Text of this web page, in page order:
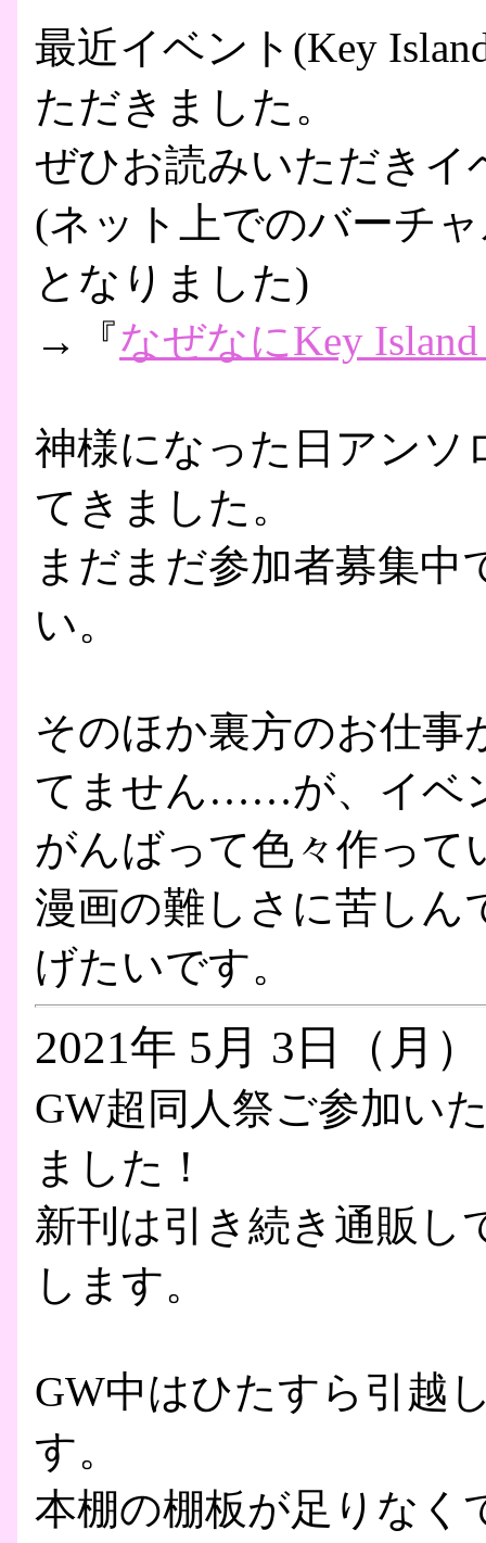
最近イベント(Key
ただきました。
ぜひお読みいただき
(ネット上でのバーチ
となりました)
→『なぜなにKey Island
神様になった日アンソ
てきました。
まだまだ参加者募集
い。
そのほか裏方のお仕事
てません……が、イベ
がんばって色々作って
漫画の難しさに苦しん
げたいです。
2021年 5月 3日（月）
GW超同人祭ご参加い
ました！
新刊は引き続き通販し
します。
GW中はひたすら引越
す。
本棚の棚板が足りなく